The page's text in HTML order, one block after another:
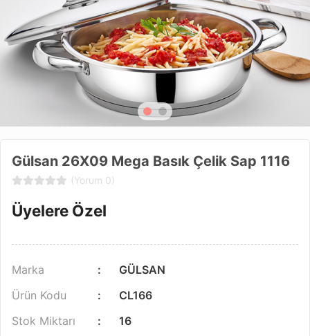
Gülsan 26X09 Mega Basık Çelik Sap 1116
(Yorum 0)
Üyelere Özel
Marka
GÜLSAN
Ürün Kodu
CL166
Stok Miktarı
16